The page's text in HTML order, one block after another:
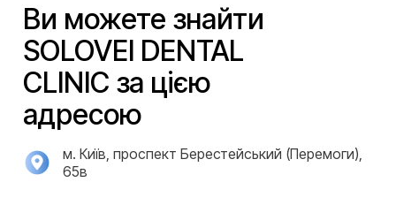
Ви можете знайти
SOLOVEI DENTAL
CLINIC за цією
адресою
м. Київ, проспект Берестейський (Перемоги),
65в